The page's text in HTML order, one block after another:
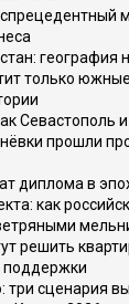
география
только южные
Севастополь и
прошли
диплома в
как
решить
поддержки
три сценария